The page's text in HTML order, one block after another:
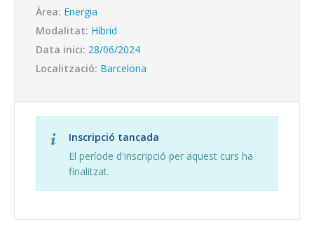
Campus virtual
Entitats afins i aliances
Àrea: Energia
Modalitat: Híbrid
Data inici: 28/06/2024
Localització: Barcelona
Inscripció tancada
El període d'inscripció per aquest curs ha
finalitzat.